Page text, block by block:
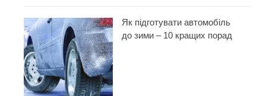
Як підготувати автомобіль
до зими – 10 кращих порад